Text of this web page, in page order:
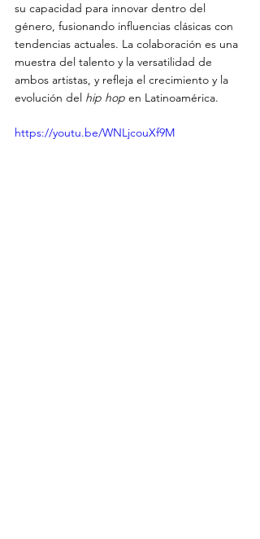
su capacidad para innovar dentro del
género, fusionando influencias clásicas con
tendencias actuales. La colaboración es una
muestra del talento y la versatilidad de
ambos artistas, y refleja el crecimiento y la
evolución del hip hop en Latinoamérica.
https://youtu.be/WNLjcouXf9M